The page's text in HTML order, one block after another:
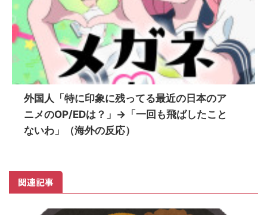
外国人「特に印象に残ってる最近の日本のア
ニメのOP/EDは？」→「一回も飛ばしたこと
ないわ」（海外の反応）
関連記事